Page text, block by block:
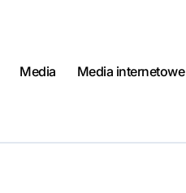
Media Media internetowe